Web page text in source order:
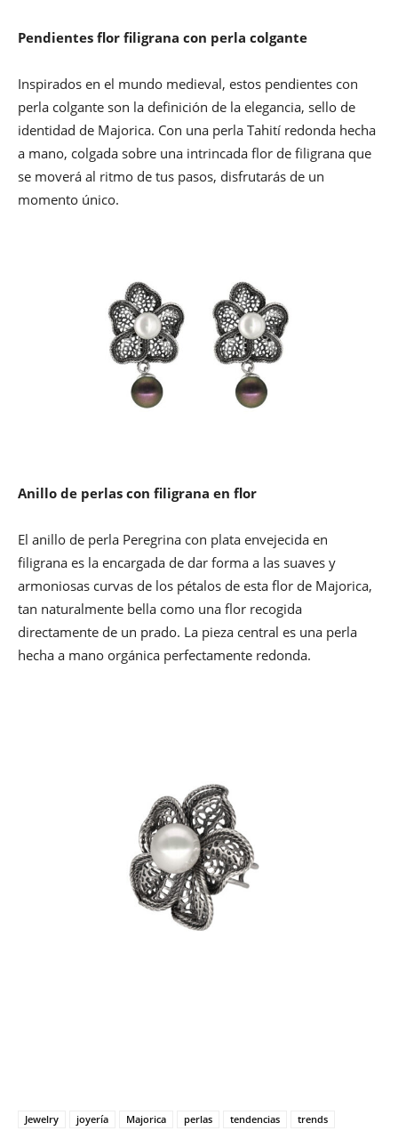
Pendientes flor filigrana con perla colgante
Inspirados en el mundo medieval, estos pendientes con
perla colgante son la definición de la elegancia, sello de
identidad de Majorica. Con una perla Tahití redonda hecha
a mano, colgada sobre una intrincada flor de filigrana que
se moverá al ritmo de tus pasos, disfrutarás de un
momento único.
Anillo de perlas con filigrana en flor
El anillo de perla Peregrina con plata envejecida en
filigrana es la encargada de dar forma a las suaves y
armoniosas curvas de los pétalos de esta flor de Majorica,
tan naturalmente bella como una flor recogida
directamente de un prado. La pieza central es una perla
hecha a mano orgánica perfectamente redonda.
Jewelry joyería Majorica perlas tendencias trends